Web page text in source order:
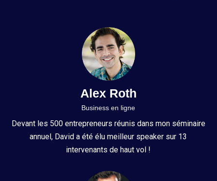
Alex Roth
Business en ligne
Devant les 500 entrepreneurs réunis dans mon séminaire
annuel, David a été élu meilleur speaker sur 13
intervenants de haut vol !